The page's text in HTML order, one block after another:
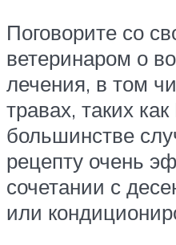
Поговорите со
ветеринаром о
лечения, в том
травах, таких
большинстве
рецепту очень
сочетании с
или